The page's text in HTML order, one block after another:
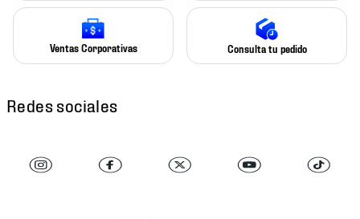
Ventas Corporativas Consulta tu pedido
Redes sociales